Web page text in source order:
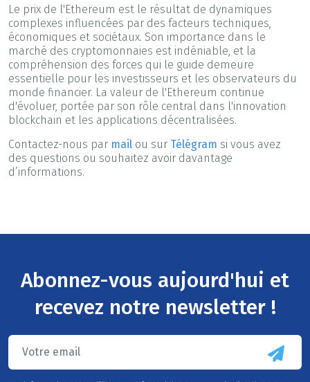
Le prix de l'Ethereum est le résultat de dynamiques
complexes influencées par des facteurs techniques,
économiques et sociétaux. Son importance dans le
marché des cryptomonnaies est indéniable, et la
compréhension des forces qui le guide demeure
essentielle pour les investisseurs et les observateurs du
monde financier. La valeur de l'Ethereum continue
d'évoluer, portée par son rôle central dans l'innovation
blockchain et les applications décentralisées.
Contactez-nous par mail ou sur Télégram si vous avez
des questions ou souhaitez avoir davantage
d’informations.
Abonnez-vous aujourd'hui et
recevez notre newsletter !